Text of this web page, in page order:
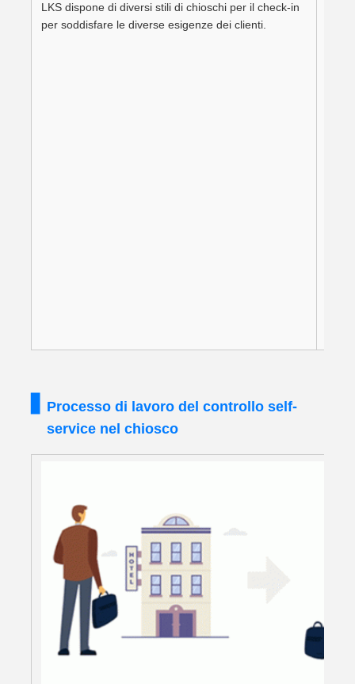
LKS dispone di diversi stili di chioschi per il check-in
per soddisfare le diverse esigenze dei clienti.
Processo di lavoro del controllo self-
service nel chiosco